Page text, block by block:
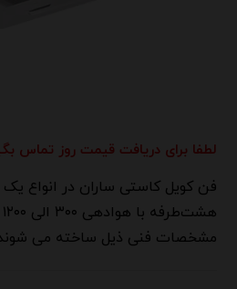
لطفا برای دریافت قیمت روز تماس
فن کویل کاستی ساران در انواع یک
مشخصات فنی ذیل ساخته می